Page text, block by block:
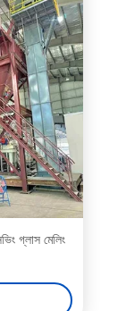
গ্লাস মেলিং